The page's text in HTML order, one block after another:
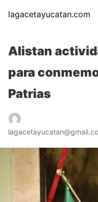
lagacetayucatan.com
Alistan
para
Patrias